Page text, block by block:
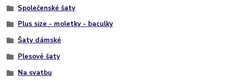
Společenské šaty
Plus size - moletky - baculky
Šaty dámské
Plesové šaty
Na svatbu